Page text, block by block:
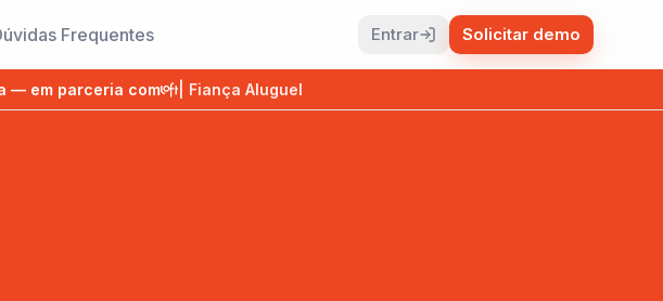
Frequentes Entrar Solicitar demo
— em parceria com | Fiança Aluguel